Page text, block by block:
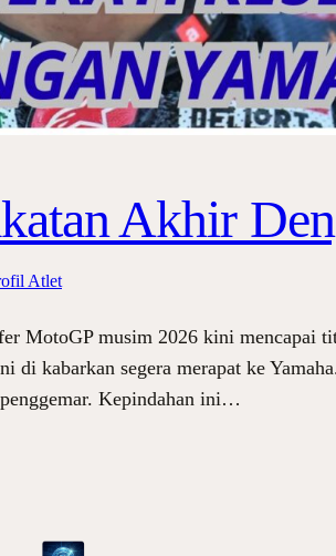
Akhir
Atlet
MotoGP musim 2026 kini mencapai
kabarkan segera merapat ke
Kepindahan ini…